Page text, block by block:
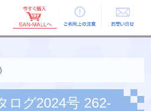
ご利用上の お問い合せ
ログ2024号 262-